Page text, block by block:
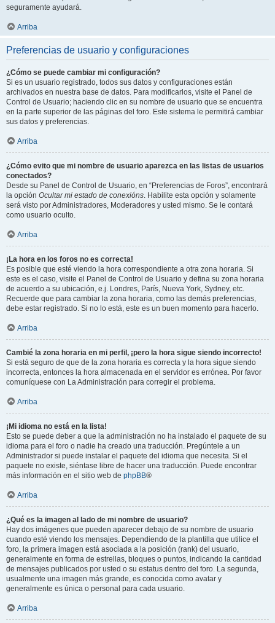
seguramente ayudará.
Arriba
Preferencias de usuario y configuraciones
¿Cómo se puede cambiar mi configuración?
Si es un usuario registrado, todos sus datos y configuraciones están
archivados en nuestra base de datos. Para modificarlos, visite el Panel de
Control de Usuario; haciendo clic en su nombre de usuario que se encuentra
en la parte superior de las páginas del foro. Este sistema le permitirá cambiar
sus datos y preferencias.
Arriba
¿Cómo evito que mi nombre de usuario aparezca en las listas de usuarios
conectados?
Desde su Panel de Control de Usuario, en “Preferencias de Foros”, encontrará
la opción Ocultar mi estado de conexións. Habilite esta opción y solamente
será visto por Administradores, Moderadores y usted mismo. Se le contará
como usuario oculto.
Arriba
¡La hora en los foros no es correcta!
Es posible que esté viendo la hora correspondiente a otra zona horaria. Si
este es el caso, visite el Panel de Control de Usuario y defina su zona horaria
de acuerdo a su ubicación, e.j. Londres, París, Nueva York, Sydney, etc.
Recuerde que para cambiar la zona horaria, como las demás preferencias,
debe estar registrado. Si no lo está, este es un buen momento para hacerlo.
Arriba
Cambié la zona horaria en mi perfil, ¡pero la hora sigue siendo incorrecto!
Si está seguro de que de la zona horaria es correcta y la hora sigue siendo
incorrecta, entonces la hora almacenada en el servidor es errónea. Por favor
comuníquese con La Administración para corregir el problema.
Arriba
¡Mi idioma no está en la lista!
Esto se puede deber a que la administración no ha instalado el paquete de su
idioma para el foro o nadie ha creado una traducción. Pregúntele a un
Administrador si puede instalar el paquete del idioma que necesita. Si el
paquete no existe, siéntase libre de hacer una traducción. Puede encontrar
más información en el sitio web de phpBB®
Arriba
¿Qué es la imagen al lado de mi nombre de usuario?
Hay dos imágenes que pueden aparecer debajo de su nombre de usuario
cuando esté viendo los mensajes. Dependiendo de la plantilla que utilice el
foro, la primera imagen está asociada a la posición (rank) del usuario,
generalmente en forma de estrellas, bloques o puntos, indicando la cantidad
de mensajes publicados por usted o su estatus dentro del foro. La segunda,
usualmente una imagen más grande, es conocida como avatar y
generalmente es única o personal para cada usuario.
Arriba